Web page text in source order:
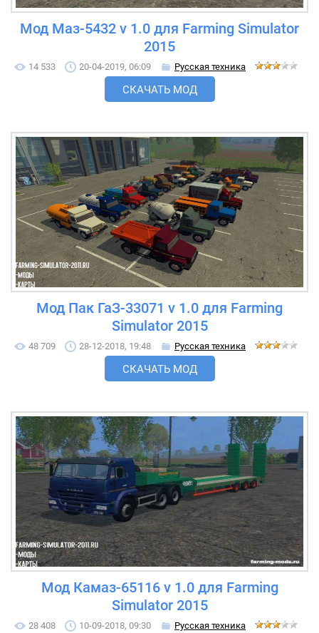
Мод Маз-5432 v 1.0 для Farming Simulator
2015
14 533 20-04-2019, 06:09 Русская техника
СКАЧАТЬ МОД
Мод Пак ГаЗ-33071 v 1.0 для Farming
Simulator 2015
48 709 28-12-2018, 19:48 Русская техника
СКАЧАТЬ МОД
Мод Камаз-65116 v 1.0 для Farming
Simulator 2015
28 408 10-09-2018, 09:30 Русская техника